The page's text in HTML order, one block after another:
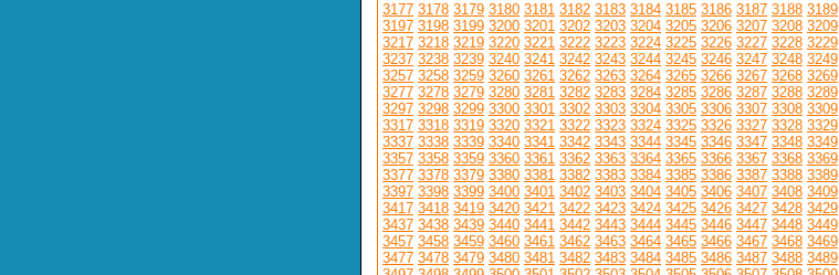
3177 3178 3179 3180 3181 3182 3183 3184 3185 3186 3187 3188 3189
3197 3198 3199 3200 3201 3202 3203 3204 3205 3206 3207 3208 3209
3217 3218 3219 3220 3221 3222 3223 3224 3225 3226 3227 3228 3229
3237 3238 3239 3240 3241 3242 3243 3244 3245 3246 3247 3248 3249
3257 3258 3259 3260 3261 3262 3263 3264 3265 3266 3267 3268 3269
3277 3278 3279 3280 3281 3282 3283 3284 3285 3286 3287 3288 3289
3297 3298 3299 3300 3301 3302 3303 3304 3305 3306 3307 3308 3309
3317 3318 3319 3320 3321 3322 3323 3324 3325 3326 3327 3328 3329
3337 3338 3339 3340 3341 3342 3343 3344 3345 3346 3347 3348 3349
3357 3358 3359 3360 3361 3362 3363 3364 3365 3366 3367 3368 3369
3377 3378 3379 3380 3381 3382 3383 3384 3385 3386 3387 3388 3389
3397 3398 3399 3400 3401 3402 3403 3404 3405 3406 3407 3408 3409
3417 3418 3419 3420 3421 3422 3423 3424 3425 3426 3427 3428 3429
3437 3438 3439 3440 3441 3442 3443 3444 3445 3446 3447 3448 3449
3457 3458 3459 3460 3461 3462 3463 3464 3465 3466 3467 3468 3469
3477 3478 3479 3480 3481 3482 3483 3484 3485 3486 3487 3488 3489